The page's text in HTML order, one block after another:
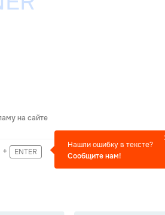
на сайте
+ ENTER
Нашли ошибку в тексте?
Сообщите нам!